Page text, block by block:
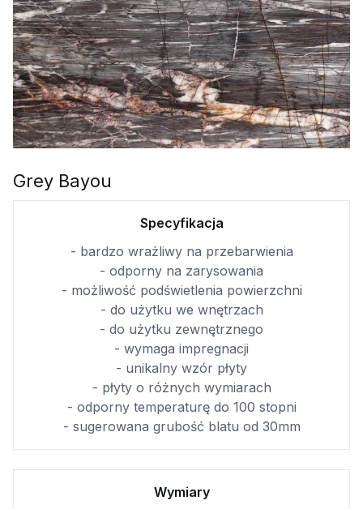
Grey Bayou
Specyfikacja
- bardzo wrażliwy na przebarwienia
- odporny na zarysowania
- możliwość podświetlenia powierzchni
- do użytku we wnętrzach
- do użytku zewnętrznego
- wymaga impregnacji
- unikalny wzór płyty
- płyty o różnych wymiarach
- odporny temperaturę do 100 stopni
- sugerowana grubość blatu od 30mm
Wymiary